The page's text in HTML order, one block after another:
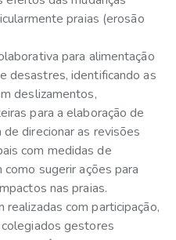
praias (erosão
para alimentação
desastres, identificando as
deslizamentos,
para a elaboração de
direcionar as revisões
com medidas de
sugerir ações para
nas praias.
com participação,
gestores